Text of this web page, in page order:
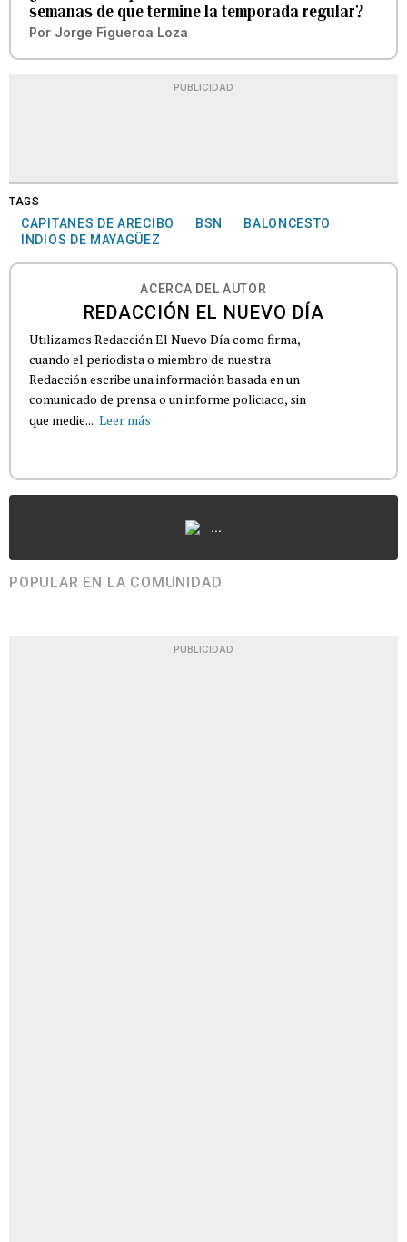
semanas de que termine la temporada regular?
Por Jorge Figueroa Loza
PUBLICIDAD
TAGS
CAPITANES DE ARECIBO BSN
BALONCESTO
INDIOS DE MAYAGÜEZ
ACERCA DEL AUTOR
REDACCIÓN EL NUEVO DÍA
Utilizamos Redacción El Nuevo Día como firma,
cuando el periodista o miembro de nuestra
Redacción escribe una información basada en un
comunicado de prensa o un informe policiaco, sin
que medie... Leer más
...
POPULAR EN LA COMUNIDAD
PUBLICIDAD